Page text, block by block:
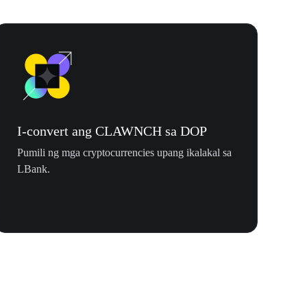
I-convert ang CLAWNCH sa DOP
Pumili ng mga cryptocurrencies upang ikalakal sa
LBank.